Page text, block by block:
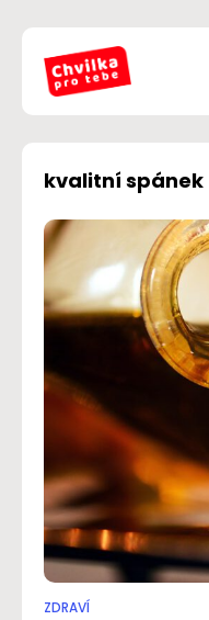
kvalitní spánek
ZDRAVÍ